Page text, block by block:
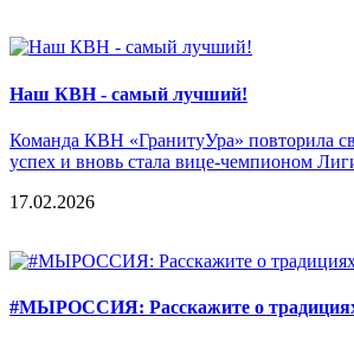
Наш КВН - самый лучший!
Команда КВН «ГранитуУра» повторила
успех и вновь стала вице-чемпионом
17.02.2026
#МЫРОССИЯ: Расскажите о